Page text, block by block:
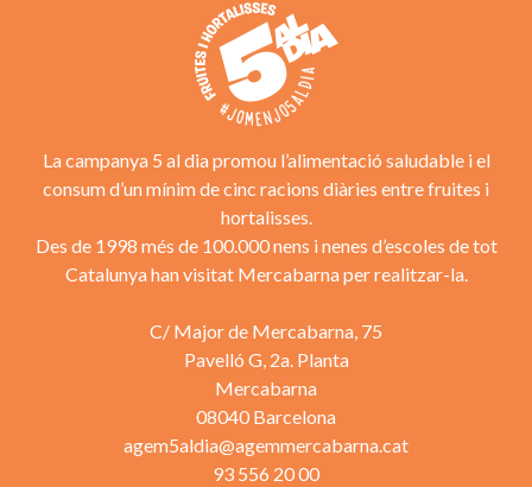
La campanya 5 al dia promou l’alimentació saludable i el
consum d’un mínim de cinc racions diàries entre fruites i
hortalisses.
Des de 1998 més de 100.000 nens i nenes d’escoles de tot
Catalunya han visitat Mercabarna per realitzar-la.
C/ Major de Mercabarna, 75
Pavelló G, 2a. Planta
Mercabarna
08040 Barcelona
agem5aldia@agemmercabarna.cat
93 556 20 00